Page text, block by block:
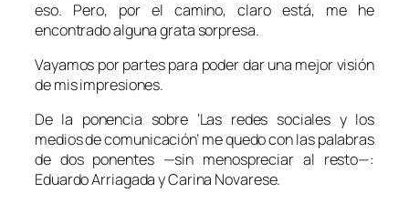
eso. Pero, por el camino, claro está, me he
encontrado alguna grata sorpresa.
Vayamos por partes para poder dar una mejor visión
de mis impresiones.
De la ponencia sobre ‘Las redes sociales y los
medios de comunicación’ me quedo con las palabras
de dos ponentes —sin menospreciar al resto—:
Eduardo Arriagada y Carina Novarese.